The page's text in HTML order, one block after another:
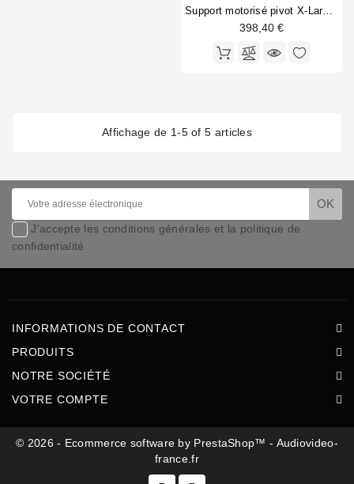
Support motorisé pivot X-Large - 42"-75"max 45 kg droite ou gauche
398,40 €
Affichage de 1-5 of 5 articles
J'accepte les conditions générales et la politique de
confidentialité
INFORMATIONS DE CONTACT
PRODUITS
NOTRE SOCIÉTÉ
VOTRE COMPTE
© 2026 - Ecommerce software by PrestaShop™ - Audiovideo-
france.fr